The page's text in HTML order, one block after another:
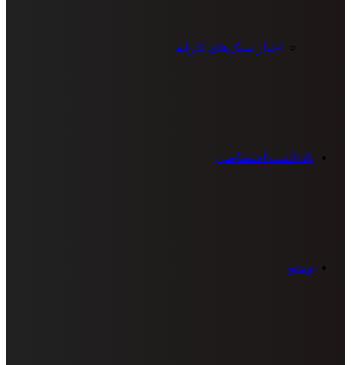
اخبار سبک‌های کاراته
یادداشت اختصاصی
ویدیو